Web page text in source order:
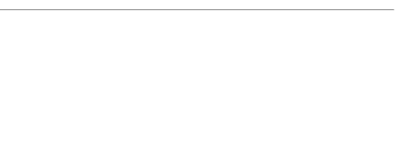
Vipps, Klarna och Google Pay.
debiteras kortet/fakturan.